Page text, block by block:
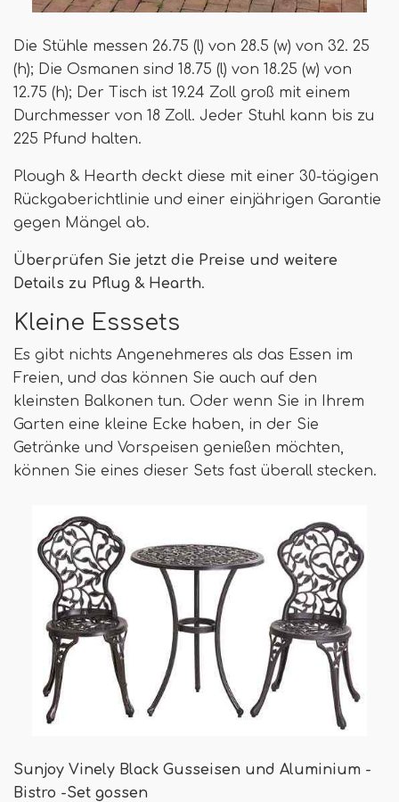
Die Stühle messen 26.75 (l) von 28.5 (w) von 32. 25
(h); Die Osmanen sind 18.75 (l) von 18.25 (w) von
12.75 (h); Der Tisch ist 19.24 Zoll groß mit einem
Durchmesser von 18 Zoll. Jeder Stuhl kann bis zu
225 Pfund halten.
Plough & Hearth deckt diese mit einer 30-tägigen
Rückgaberichtlinie und einer einjährigen Garantie
gegen Mängel ab.
Überprüfen Sie jetzt die Preise und weitere
Details zu Pflug & Hearth.
Kleine Esssets
Es gibt nichts Angenehmeres als das Essen im
Freien, und das können Sie auch auf den
kleinsten Balkonen tun. Oder wenn Sie in Ihrem
Garten eine kleine Ecke haben, in der Sie
Getränke und Vorspeisen genießen möchten,
können Sie eines dieser Sets fast überall stecken.
Sunjoy Vinely Black Gusseisen und Aluminium -
Bistro -Set gossen